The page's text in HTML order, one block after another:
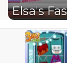
Elsa's